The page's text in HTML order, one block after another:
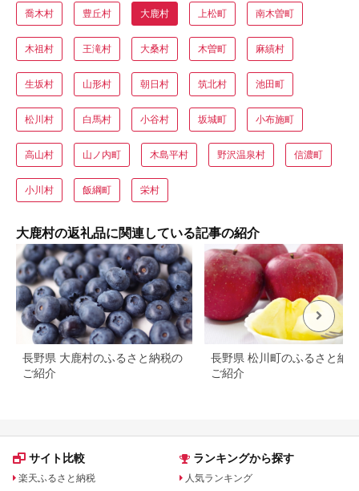
喬木村 豊丘村 大鹿村 上松町 南木曽町
木祖村 王滝村 大桑村 木曽町 麻績村
生坂村 山形村 朝日村 筑北村 池田町
松川村 白馬村 小谷村 坂城町 小布施町
高山村 山ノ内町 木島平村 野沢温泉村 信濃町
小川村 飯綱町 栄村
大鹿村の返礼品に関連している記事の紹介
長野県 大鹿村のふるさと納税の
ご紹介
長野県 松川町のふるさと納
ご紹介
サイト比較
楽天ふるさと納税
ランキングから探す
人気ランキング